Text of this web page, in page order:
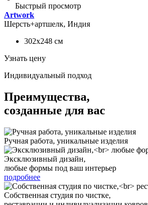
Быстрый просмотр
Artwork
Шерсть+артшелк, Индия
302x248 см
Узнать цену
Индивидуальный подход
Преимущества,
созданные для вас
Ручная работа, уникальные изделия
Эксклюзивный дизайн,
любые формы под ваш интерьер
подробнее
Собственная студия по чистке,